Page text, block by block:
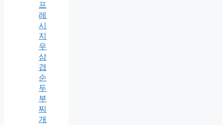
프
레
시
지
우
삼
겹
순
두
부
찌
개